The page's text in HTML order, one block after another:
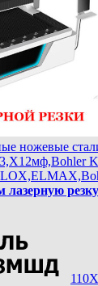
ножевые
лазерную